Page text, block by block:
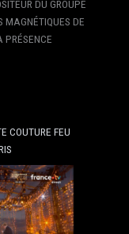
DU GROUPE
MAGNÉTIQUES DE
PRÉSENCE
COUTURE FEU